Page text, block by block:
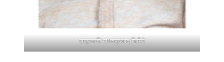
राष्ट्रकवि माधवप्रसाद घिमिरे